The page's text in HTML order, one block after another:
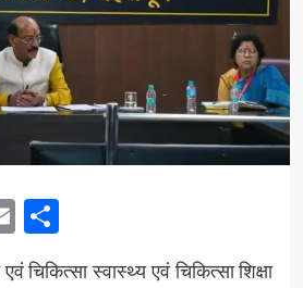
EmailShare
चिकित्सा स्वास्थ्य एवं चिकित्सा शिक्षा